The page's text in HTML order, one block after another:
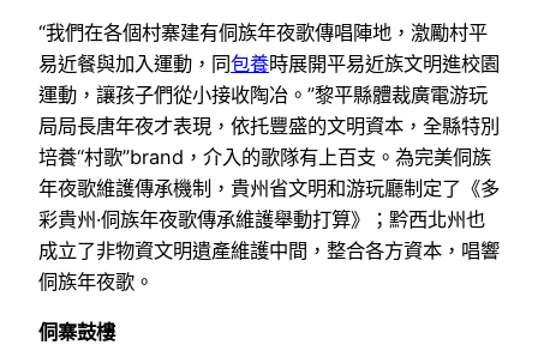
“我們在各個村寨建有侗族年夜歌傳唱陣地，激勵村平
易近餐與加入運動，同包養時展開平易近族文明進校園
運動，讓孩子們從小接收陶冶。”黎平縣體裁廣電游玩
局局長唐年夜才表現，依托豐盛的文明資本，全縣特別
培養“村歌”brand，介入的歌隊有上百支。為完美侗族
年夜歌維護傳承機制，貴州省文明和游玩廳制定了《多
彩貴州·侗族年夜歌傳承維護舉動打算》；黔西北州也
成立了非物資文明遺產維護中間，整合各方資本，唱響
侗族年夜歌。
侗寨鼓樓